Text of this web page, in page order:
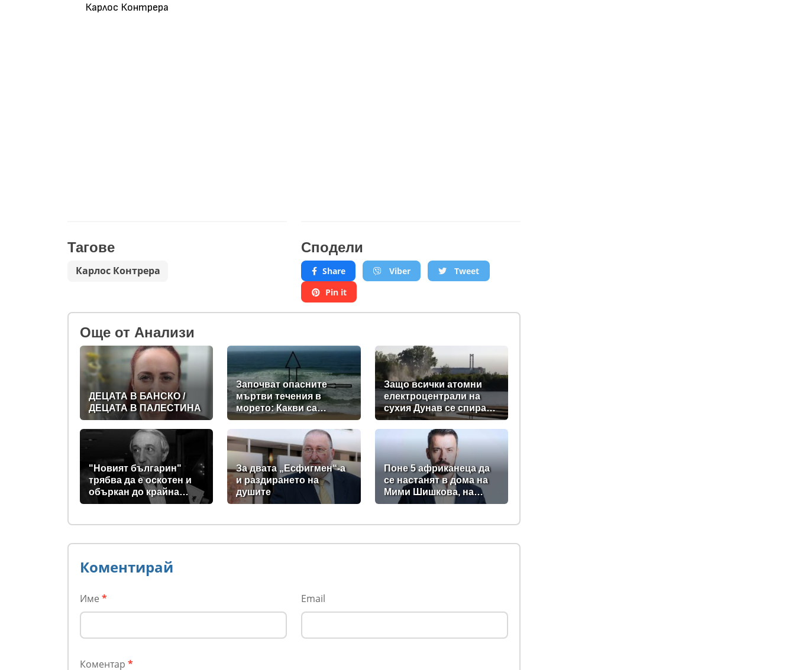
Карлос Контрера
Тагове
Карлос Контрера
Сподели
Share Viber
Tweet
Pin it
Oще от Анализи
ДЕЦАТА В БАНСКО /
ДЕЦАТА В ПАЛЕСТИНА
Започват опасните
мъртви течения в
морето: Какви са
съветите на
спасителите?
Защо всички атомни
електроцентрали на
сухия Дунав се спират,
с изключение АЕЦ
"Козлодуй"?
"Новият българин"
трябва да е оскотен и
объркан до крайна
степен, за да не схваща
упражняват с него
За двата „Есфигмен“-а
и раздирането на
душите
Поне 5 африканеца да
се настанят в дома на
Мими Шишкова, на
Чефо, на Мария
Комарницки
Коментирай
Име * Email
Коментар *